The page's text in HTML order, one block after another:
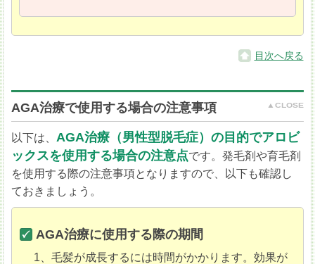
目次へ戻る
AGA治療で使用する場合の注意事項
以下は、 AGA治療（男性型脱毛症）の目的でアロビ
ックスを使用する場合の注意点です。発毛剤や育毛剤
を使用する際の注意事項となりますので、以下も確認し
ておきましょう。
AGA治療に使用する際の期間
1、毛髪が成長するには時間がかかります。効果が